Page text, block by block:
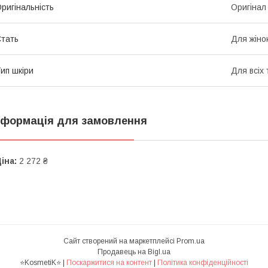
Оригінал
Для
шкіри Для всіх
для замовлення
2 272 ₴
Сайт створений на маркетплейсі Prom.ua
Продавець на Bigl.ua
Поскаржитися на контент Політика конфіденційності